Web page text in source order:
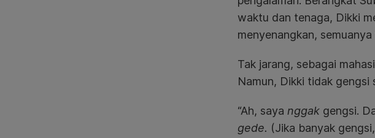
waktu dan tenaga, Dikki
menyenangkan, semuanya
Tak jarang, sebagai
Namun, Dikki tidak gengsi
“Ah, saya nggak gengsi.
gede. (Jika banyak